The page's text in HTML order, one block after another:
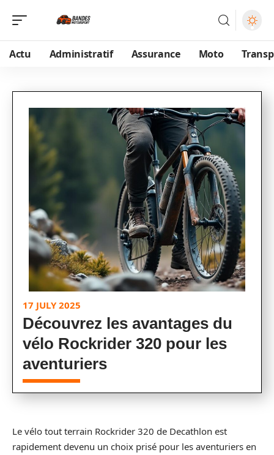
Actu Administratif Assurance Moto
17 JULY 2025
Découvrez les avantages du
vélo Rockrider 320 pour les
aventuriers
Le vélo tout terrain Rockrider 320 de Decathlon est
rapidement devenu un choix prisé pour les aventuriers en